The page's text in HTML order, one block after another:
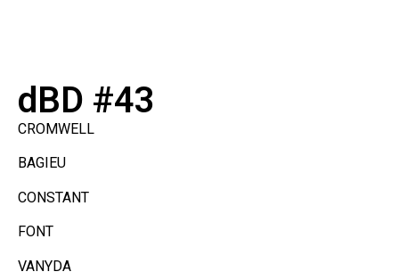
dBD #43
CROMWELL
BAGIEU
CONSTANT
FONT
VANYDA